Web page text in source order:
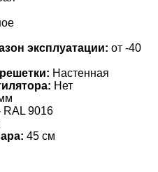
эксплуатации: от -40
Настенная
Нет
RAL 9016
45 см